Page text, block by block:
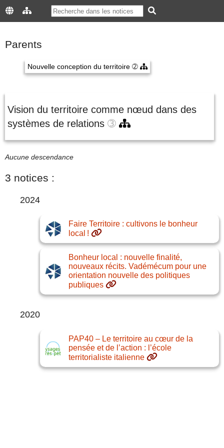
Parents
Nouvelle conception du territoire ➁
Vision du territoire comme nœud dans des
systèmes de relations ➂
Aucune descendance
3 notices :
2024
Faire Territoire : cultivons le bonheur
local !
Bonheur local : nouvelle finalité,
nouveaux récits. Vadémécum pour une
orientation nouvelle des politiques
publiques
2020
PAP40 – Le territoire au cœur de la
pensée et de l’action : l’école
territorialiste italienne